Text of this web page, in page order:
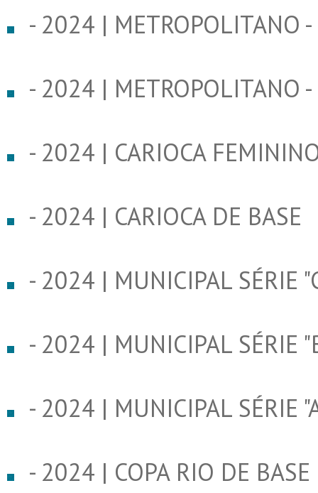
- 2024 | METROPOLITANO
- 2024 | METROPOLITANO
- 2024 | CARIOCA
- 2024 | CARIOCA DE BASE
- 2024 | MUNICIPAL SÉRIE
- 2024 | MUNICIPAL SÉRIE
- 2024 | MUNICIPAL SÉRIE
- 2024 | COPA RIO DE